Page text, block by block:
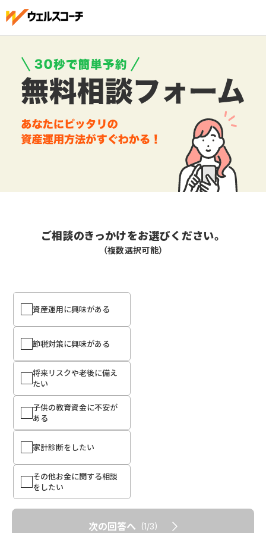
ご相談のきっかけをお選びください。
（複数選択可能）
資産運用に興味がある
節税対策に興味がある
将来リスクや老後に備え
たい
子供の教育資金に不安が
ある
家計診断をしたい
その他お金に関する相談
をしたい
次の回答へ (1/3)